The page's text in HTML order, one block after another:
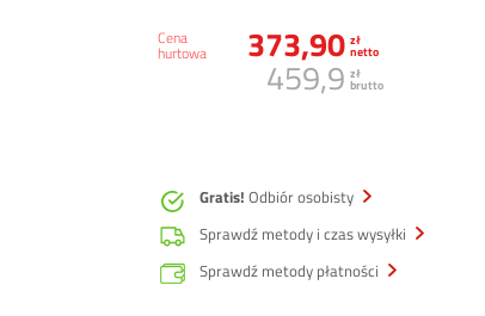
Cena
hurtowa
zł
netto
373,90
zł
brutto
459,9
Gratis! Odbiór osobisty
Sprawdź metody i czas wysyłki
Sprawdź metody płatności